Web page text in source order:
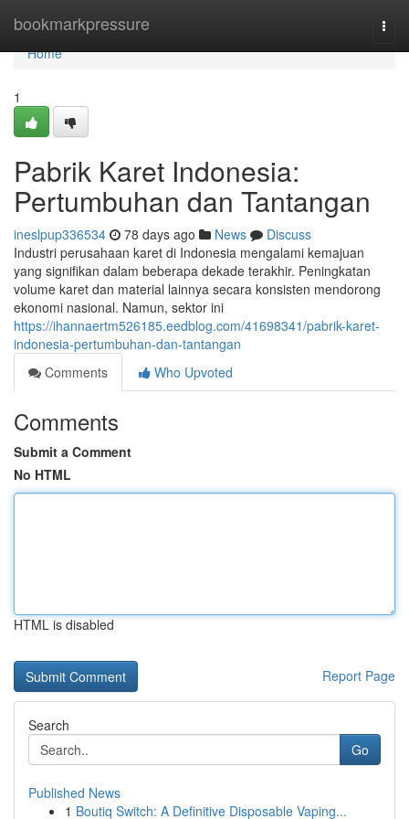
bookmarkpressure
Home
Home
1
Pabrik Karet Indonesia:
Pertumbuhan dan Tantangan
ineslpup336534 78 days ago News
Discuss
Industri perusahaan karet di Indonesia mengalami kemajuan
yang signifikan dalam beberapa dekade terakhir. Peningkatan
volume karet dan material lainnya secara konsisten mendorong
ekonomi nasional. Namun, sektor ini
https://ihannaertm526185.eedblog.com/41698341/pabrik-karet-
indonesia-pertumbuhan-dan-tantangan
Comments
Who Upvoted
Comments
Submit a Comment
No HTML
HTML is disabled
Report Page
Search
Go
Published News
1 Boutiq Switch: A Definitive Disposable Vaping...